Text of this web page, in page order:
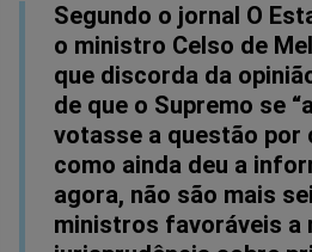
Segundo o jornal O
o ministro Celso de
que discorda da
de que o Supremo se
votasse a questão por
como ainda deu a
agora, não são mais
ministros favoráveis a